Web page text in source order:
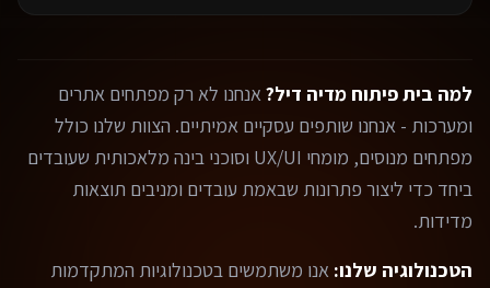
למה בית פיתוח מדיה דיל?אנחנו לא רק מפתחים אתרים
ומערכות - אנחנו שותפים עסקיים אמיתיים. הצוות שלנו כולל
מפתחים מנוסים, מומחי UX/UI וסוכני בינה מלאכותית שעובדים
ביחד כדי ליצור פתרונות שבאמת עובדים ומניבים תוצאות
מדידות.
הטכנולוגיה שלנו: אנו משתמשים בטכנולוגיות המתקדמות